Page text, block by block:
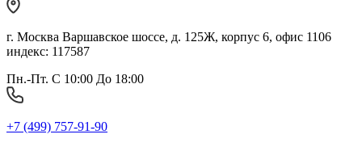
г. Москва Варшавское шоссе, д. 125Ж, корпус 6, офис 1106
индекс: 117587
Пн.-Пт. С 10:00 До 18:00
+7 (499) 757-91-90